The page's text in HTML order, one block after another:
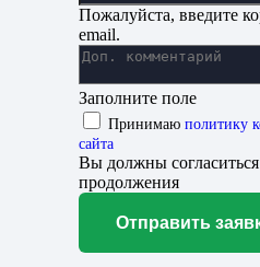
Пожалуйста, введите
email.
Заполните поле
Принимаю политику
сайта
Вы должны
продолжения
Отправить